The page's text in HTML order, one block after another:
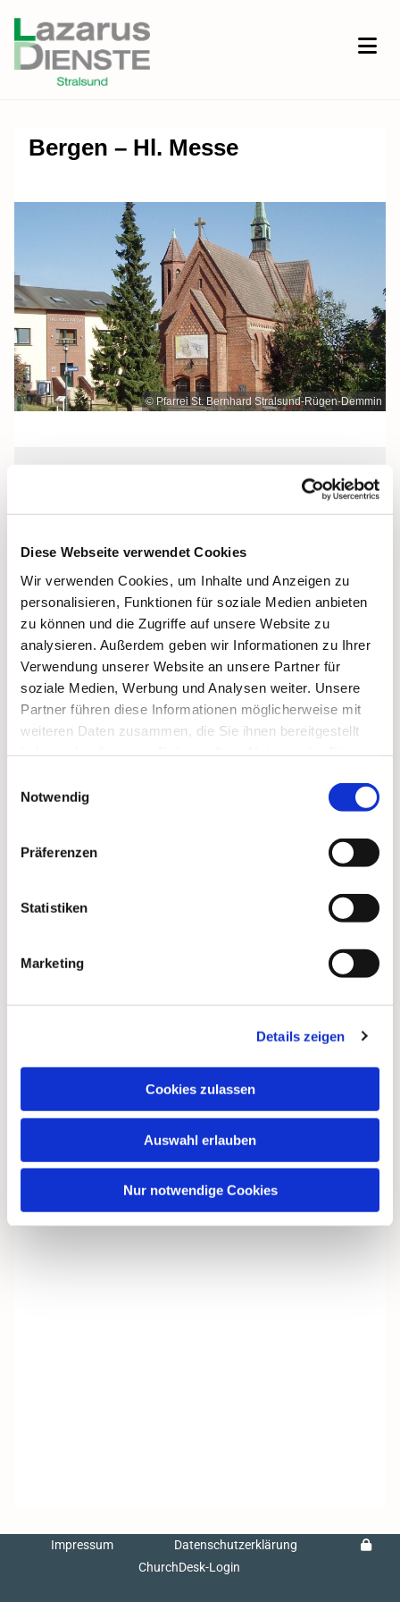
Diese Webseite verwendet Cookies
Wir verwenden Cookies, um Inhalte und Anzeigen zu
personalisieren, Funktionen für soziale Medien anbieten
zu können und die Zugriffe auf unsere Website zu
analysieren. Außerdem geben wir Informationen zu Ihrer
Verwendung unserer Website an unsere Partner für
soziale Medien, Werbung und Analysen weiter. Unsere
Partner führen diese Informationen möglicherweise mit
weiteren Daten zusammen, die Sie ihnen bereitgestellt
Notwendig
Präferenzen
Statistiken
Marketing
Details zeigen
Cookies zulassen
Auswahl erlauben
Nur notwendige Cookies
Bergen – Hl. Messe
© Pfarrei St. Bernhard Stralsund-Rügen-Demmin
St. Bonifatius, Bergen, Clementstraße
1, 18528 Bergen auf Rügen
Dies könnte Sie auch
Impressum
Datenschutzerklärung
ChurchDesk-Login